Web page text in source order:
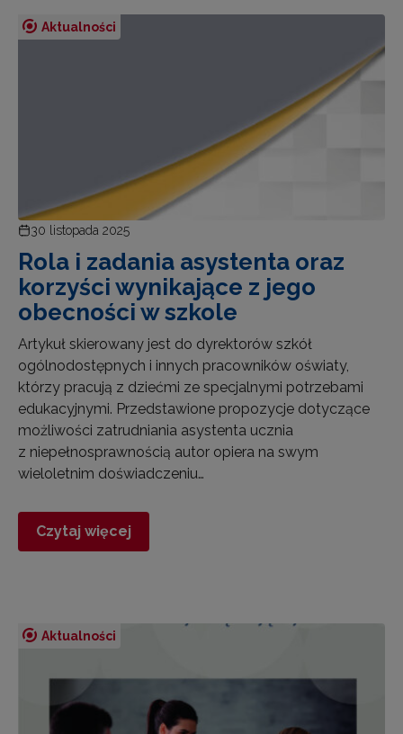
Aktualności
30 listopada 2025
Rola i zadania asystenta oraz
korzyści wynikające z jego
obecności w szkole
Artykuł skierowany jest do dyrektorów szkół
ogólnodostępnych i innych pracowników oświaty,
którzy pracują z dziećmi ze specjalnymi potrzebami
edukacyjnymi. Przedstawione propozycje dotyczące
możliwości zatrudniania asystenta ucznia
z niepełnosprawnością autor opiera na swym
wieloletnim doświadczeniu…
Czytaj więcej
Aktualności